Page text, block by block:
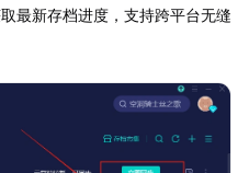
最新存档进度，支持跨平台无缝